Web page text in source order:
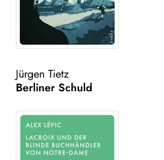
Jürgen Tietz
Berliner Schuld